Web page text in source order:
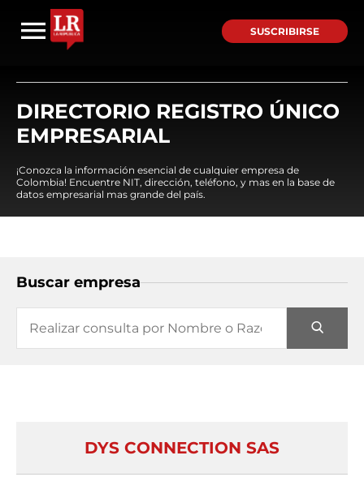
SUSCRIBIRSE
DIRECTORIO REGISTRO ÚNICO
EMPRESARIAL
¡Conozca la información esencial de cualquier empresa de
Colombia! Encuentre NIT, dirección, teléfono, y mas en la base de
datos empresarial mas grande del país.
Buscar empresa
DYS CONNECTION SAS